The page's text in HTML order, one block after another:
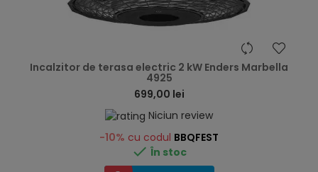
Incalzitor de terasa electric 2 kW Enders Marbella
4925
699,00 lei
Niciun review
-10% cu codul BBQFEST
 În stoc